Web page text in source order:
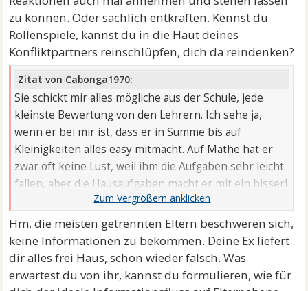
zu können. Oder sachlich entkräften. Kennst du
Rollenspiele, kannst du in die Haut deines
Konfliktpartners reinschlüpfen, dich da reindenken?
Zitat von Cabonga1970:
Sie schickt mir alles mögliche aus der Schule, jede
kleinste Bewertung von den Lehrern. Ich sehe ja,
wenn er bei mir ist, dass er in Summe bis auf
Kleinigkeiten alles easy mitmacht. Auf Mathe hat er
zwar oft keine Lust, weil ihm die Aufgaben sehr leicht
fallen, aber die Hausaufgaben macht er mit ein bisserl
Motivation schon. Also von daher besteht absolut kein
Grund zur Sorge.
Hm, die meisten getrennten Eltern beschweren sich,
keine Informationen zu bekommen. Deine Ex liefert
dir alles frei Haus, schon wieder falsch. Was
erwartest du von ihr, kannst du formulieren, wie für